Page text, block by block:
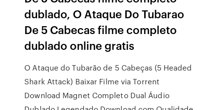
dublado, O Ataque Do Tubarao
De 5 Cabecas filme completo
dublado online gratis
O Ataque do Tubarão de 5 Cabeças (5 Headed
Shark Attack) Baixar Filme via Torrent
Download Magnet Completo Dual Áudio